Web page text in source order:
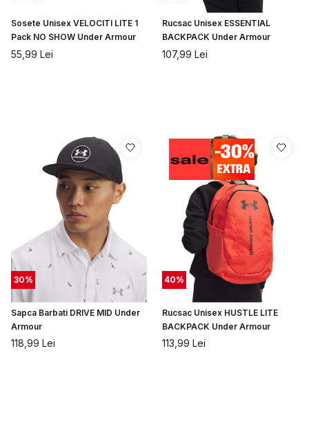
Sosete Unisex VELOCITI LITE 1
Pack NO SHOW Under Armour
55,99 Lei
Rucsac Unisex ESSENTIAL
BACKPACK Under Armour
107,99 Lei
30%
Sapca Barbati DRIVE MID Under
Armour
118,99 Lei
40%
Rucsac Unisex HUSTLE LITE
BACKPACK Under Armour
113,99 Lei